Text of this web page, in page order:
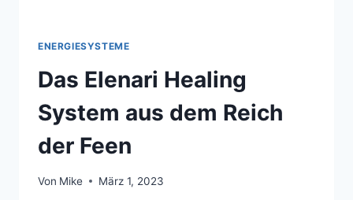
ENERGIESYSTEME
Das Elenari Healing
System aus dem Reich
der Feen
Von Mike März 1, 2023